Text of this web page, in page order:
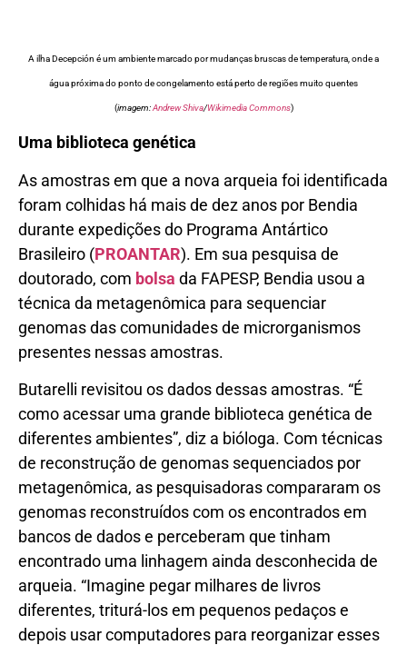
A ilha Decepción é um ambiente marcado por mudanças bruscas de temperatura, onde a
água próxima do ponto de congelamento está perto de regiões muito quentes
(imagem:Andrew Shiva/Wikimedia Commons)
Uma biblioteca genética
As amostras em que a nova arqueia foi identificada
foram colhidas há mais de dez anos por Bendia
durante expedições do Programa Antártico
Brasileiro (PROANTAR). Em sua pesquisa de
doutorado, com bolsa da FAPESP, Bendia usou a
técnica da metagenômica para sequenciar
genomas das comunidades de microrganismos
presentes nessas amostras.
Butarelli revisitou os dados dessas amostras. “É
como acessar uma grande biblioteca genética de
diferentes ambientes”, diz a bióloga. Com técnicas
de reconstrução de genomas sequenciados por
metagenômica, as pesquisadoras compararam os
genomas reconstruídos com os encontrados em
bancos de dados e perceberam que tinham
encontrado uma linhagem ainda desconhecida de
arqueia. “Imagine pegar milhares de livros
diferentes, triturá-los em pequenos pedaços e
depois usar computadores para reorganizar esses